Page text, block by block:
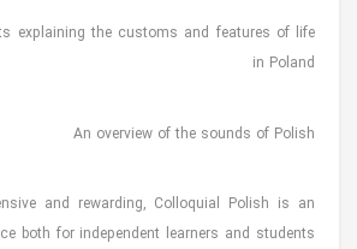
explaining the customs and features of life
in Poland
An overview of the sounds of Polish
and rewarding, Colloquial Polish is an
both for independent learners and students